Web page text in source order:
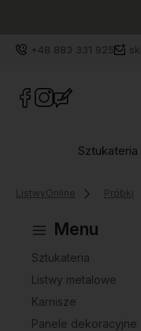
+48 883 331 925
Sztukateria
ListwyOnline Próbki
Menu
Sztukateria
Listwy metalowe
Karnisze
Panele dekoracyjne